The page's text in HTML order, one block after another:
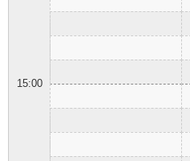
15:00